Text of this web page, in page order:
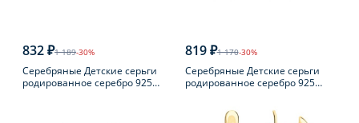
832 ₽1 189-30%
Серебряные Детские серьги
родированное серебро 925
819 ₽1 170-30%
Серебряные Детские серьги
родированное серебро 925